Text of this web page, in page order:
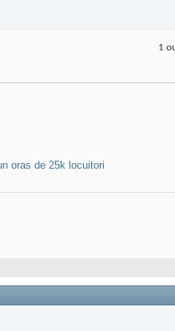
1
oras de 25k locuitori